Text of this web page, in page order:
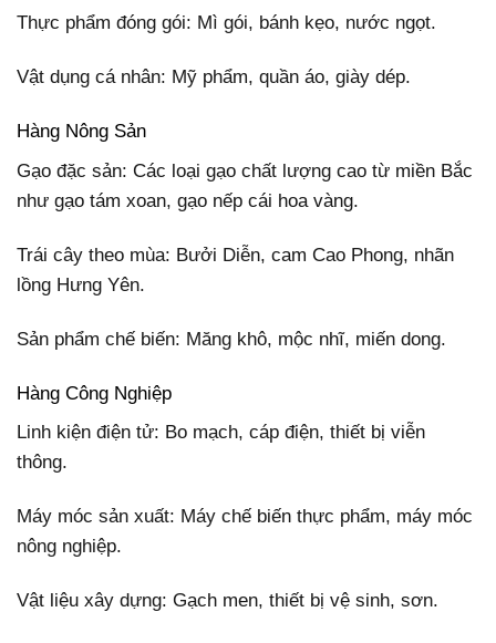
Thực phẩm đóng gói: Mì gói, bánh kẹo, nước ngọt.
Vật dụng cá nhân: Mỹ phẩm, quần áo, giày dép.
Hàng Nông Sản
Gạo đặc sản: Các loại gạo chất lượng cao từ miền Bắc
như gạo tám xoan, gạo nếp cái hoa vàng.
Trái cây theo mùa: Bưởi Diễn, cam Cao Phong, nhãn
lồng Hưng Yên.
Sản phẩm chế biến: Măng khô, mộc nhĩ, miến dong.
Hàng Công Nghiệp
Linh kiện điện tử: Bo mạch, cáp điện, thiết bị viễn
thông.
Máy móc sản xuất: Máy chế biến thực phẩm, máy móc
nông nghiệp.
Vật liệu xây dựng: Gạch men, thiết bị vệ sinh, sơn.